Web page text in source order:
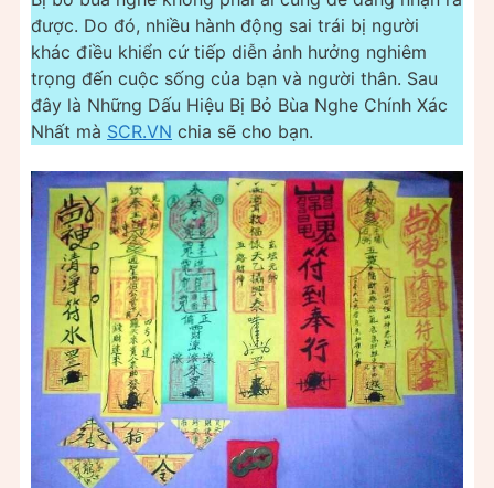
được. Do đó, nhiều hành động sai trái bị người
khác điều khiển cứ tiếp diễn ảnh hưởng nghiêm
trọng đến cuộc sống của bạn và người thân. Sau
đây là Những Dấu Hiệu Bị Bỏ Bùa Nghe Chính Xác
Nhất mà SCR.VN chia sẽ cho bạn.